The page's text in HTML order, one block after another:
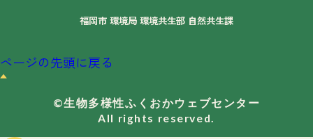
福岡市 環境局 環境共生部 自然共生課
ページの先頭に戻る
©生物多様性ふくおかウェブセンター
All rights reserved.